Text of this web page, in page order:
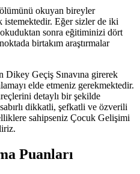
okuyan bireyler
istemektedir. Eğer sizler de iki
sonra eğitiminizi dört
birtakım araştırmalar
Geçiş Sınavına girerek
elde etmeniz gerekmektedir.
detaylı bir şekilde
dikkatli, şefkatli ve özverili
sahipseniz Çocuk Gelişimi
Puanları